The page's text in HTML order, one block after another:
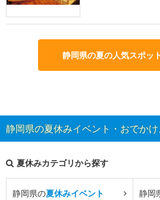
静岡県の夏の人気スポッ
静岡県の夏休みイベント・おでか
夏休みカテゴリから探す
静岡県の夏休みイベント 静岡